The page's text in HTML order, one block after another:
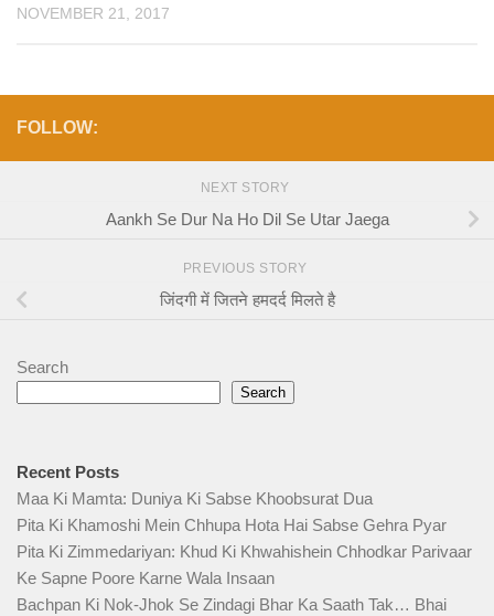
NOVEMBER 21, 2017
FOLLOW:
NEXT STORY
Aankh Se Dur Na Ho Dil Se Utar Jaega
PREVIOUS STORY
जिंदगी में जितने हमदर्द मिलते है
Search
Search
Recent Posts
Maa Ki Mamta: Duniya Ki Sabse Khoobsurat Dua
Pita Ki Khamoshi Mein Chhupa Hota Hai Sabse Gehra Pyar
Pita Ki Zimmedariyan: Khud Ki Khwahishein Chhodkar Parivaar
Ke Sapne Poore Karne Wala Insaan
Bachpan Ki Nok-Jhok Se Zindagi Bhar Ka Saath Tak… Bhai